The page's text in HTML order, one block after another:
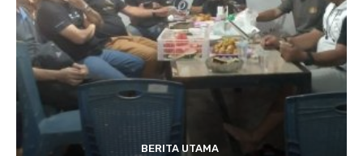
BERITA UTAMA